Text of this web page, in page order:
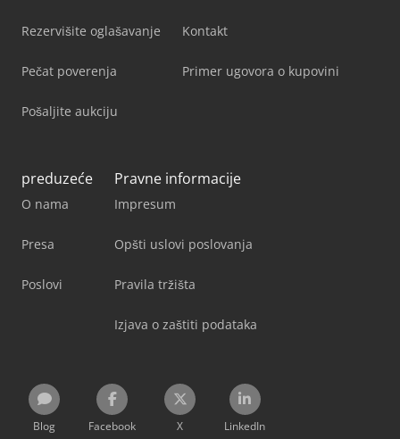
Rezervišite oglašavanje
Pečat poverenja
Pošaljite aukciju
Kontakt
Primer ugovora o kupovini
preduzeće
O nama
Presa
Poslovi
Pravne informacije
Impresum
Opšti uslovi poslovanja
Pravila tržišta
Izjava o zaštiti podataka
Blog Facebook X LinkedIn